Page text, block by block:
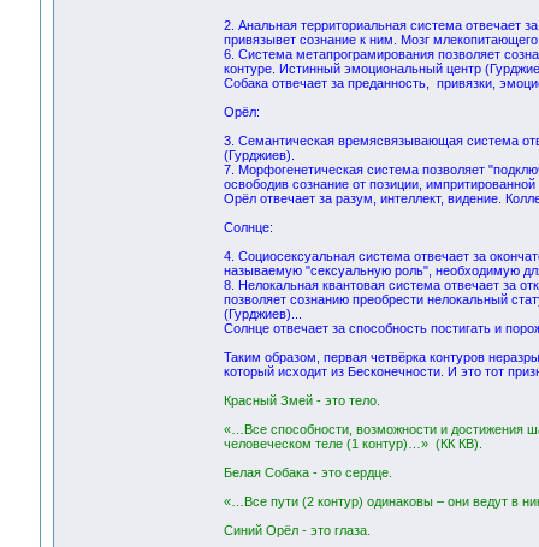
2. Анальная территориальная система отвечает
привязывет сознание к ним. Мозг
6. Система метапрограмирования позволяет
контуре. Истинный эмоциональный центр
Собака отвечает за преданность, привязки,
Орёл:
3. Семантическая времясвязывающая система
(Гурджиев).
7. Морфогенетическая система позволяет
освободив сознание от позиции,
Орёл отвечает за разум, интеллект, видение.
Солнце:
4. Социосексуальная система отвечает за
называемую "сексуальную роль", необходимую
8. Нелокальная квантовая система отвечает за
позволяет сознанию преобрести нелокальный
(Гурджиев)...
Солнце отвечает за способность постигать и
Таким образом, первая четвёрка контуров
который исходит из Бесконечности. И это тот
Красный Змей - это тело.
«…Все способности, возможности и
человеческом теле (1 контур)…» (КК КВ).
Белая Собака - это сердце.
«…Все пути (2 контур) одинаковы – они ведут в
Синий Орёл - это глаза.